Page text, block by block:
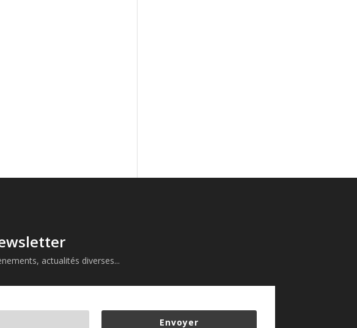
actualités diverses...
Envoyer